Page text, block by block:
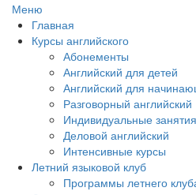
Меню
Главная
Курсы английского
Абонементы
Английский для детей
Английский для
Разговорный английский
Индивидуальные
Деловой английский
Интенсивные курсы
Летний языковой клуб
Программы летнего